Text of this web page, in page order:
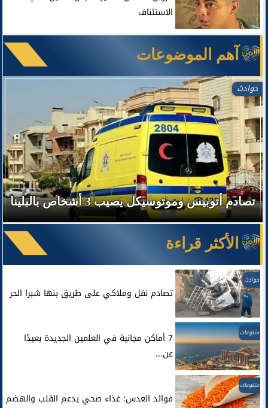
الاستئناف
آهم الموضوعات
حوادث
تصادم أتوبيس وموتوسيكل يصيب 3 أشخاص بالبلينا
الأكثر قراءة
حوادث
تصادم نقل وملاكي على طريق بنها شبرا الحر
متنوعات
7 أماكن مجانية في العلمين الجديدة بعيدًا
عن...
متنوعات
فوائد العدس: غذاء صحي يدعم القلب والهضم